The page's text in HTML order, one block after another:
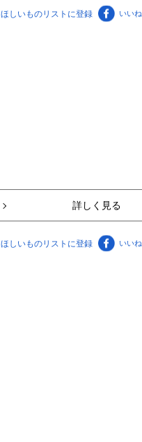
ほしいものリストに登録 いいね
詳しく見る
ほしいものリストに登録 いいね